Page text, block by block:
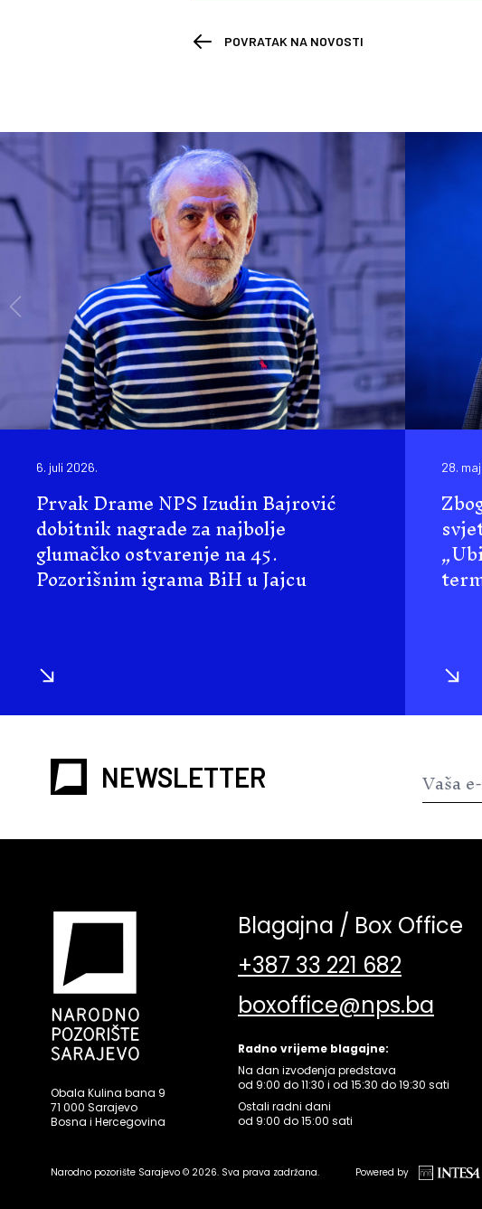
POVRATAK NA NOVOSTI
6. juli 2026.
Prvak Drame NPS Izudin Bajrović
dobitnik nagrade za najbolje
glumačko ostvarenje na 45.
Pozorišnim igrama BiH u Jajcu
28.
NEWSLETTER
Obala Kulina bana 9
71 000 Sarajevo
Bosna i Hercegovina
Blagajna / Box Office
+387 33 221 682
boxoffice@nps.ba
Radno vrijeme blagajne:
Na dan izvođenja predstava
od 9:00 do 11:30 i od 15:30 do 19:30 sati
Ostali radni dani
od 9:00 do 15:00 sati
Powered by
Narodno pozorište Sarajevo © 2026. Sva prava zadržana.